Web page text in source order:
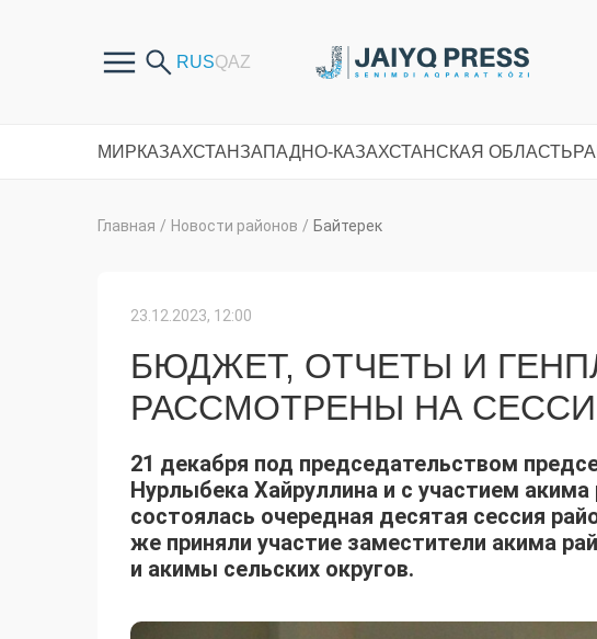
МИРКАЗАХСТАНЗАПАДНО-КАЗАХСТАНСКАЯ ОБЛАСТЬ
Главная / Новости районов / Байтерек
23.12.2023, 12:00
БЮДЖЕТ, ОТЧЕТЫ И
РАССМОТРЕНЫ НА
21 декабря под председательством
Нурлыбека Хайруллина и с участием
состоялась очередная десятая сессия
же приняли участие заместители акима
и акимы сельских округов.